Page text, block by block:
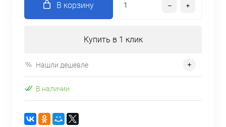
В корзину
Купить в 1 клик
Нашли дешевле
В наличии